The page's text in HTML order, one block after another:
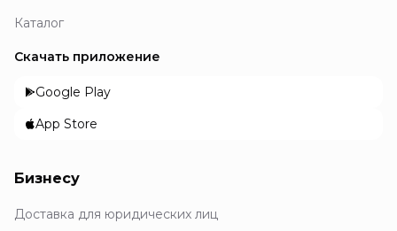
Каталог
Скачать приложение
Google Play
App Store
Бизнесу
Доставка для юридических лиц